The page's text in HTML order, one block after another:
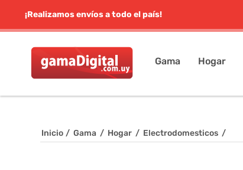
¡Realizamos envíos a todo el país!
Gama Hogar
Inicio / Gama / Hogar / Electrodomesticos /